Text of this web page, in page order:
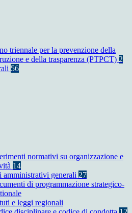
triennale per la prevenzione della
e della trasparenza (PTPCT) 2
56
normativi su organizzazione e
14
amministrativi generali 27
di programmazione strategico-
e leggi regionali